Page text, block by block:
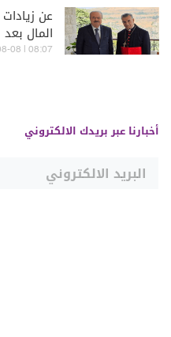
عن زيادات
المال بعد
08:07 | 2026-08-08
أخبارنا عبر بريدك الالكتروني